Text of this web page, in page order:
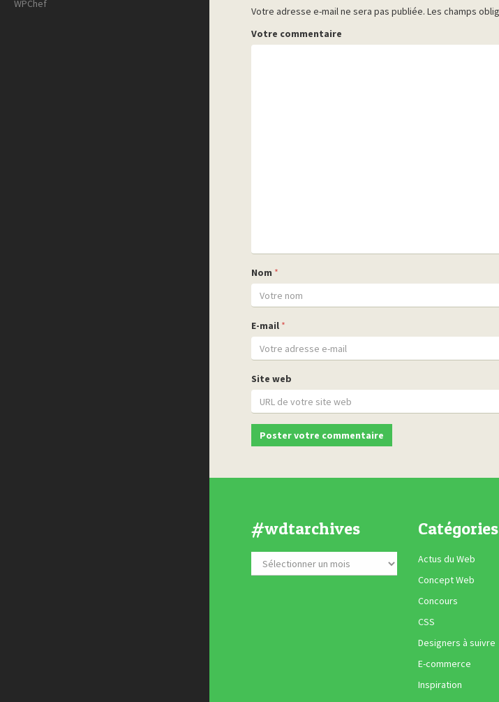
WPChef
Votre adresse e-mail ne sera pas publiée. Les champs
Votre commentaire
Nom *
E-mail *
Site web
#wdtarchives Catégories
Actus du Web
Concept Web
Concours
CSS
Designers à suivre
E-commerce
Inspiration